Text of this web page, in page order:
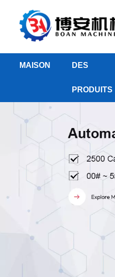
MAISON DES
PRODUITS